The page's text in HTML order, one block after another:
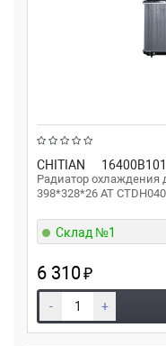
CHITIAN
Радиатор охлаждения
398*328*26 AT
Склад №1
6 310₽
- +